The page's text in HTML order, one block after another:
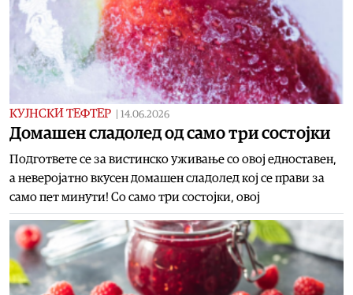
КУЈНСКИ ТЕФТЕР 14.06.2026
Домашен сладолед од само три состојки
Подгответе се за вистинско уживање со овој едноставен,
а неверојатно вкусен домашен сладолед кој се прави за
само пет минути! Со само три состојки, овој